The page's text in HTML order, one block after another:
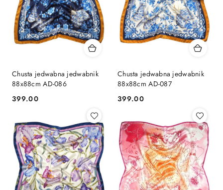
Chusta jedwabna jedwabnik
88x88cm AD-086
Cena:
399.00
Chusta jedwabna jedwabnik
88x88cm AD-087
Cena:
399.00